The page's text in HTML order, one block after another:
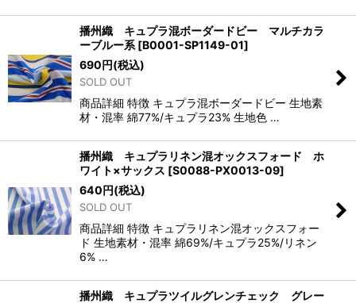
播州織 キュプラ混ボーダードビー マルチカラ
ーブルー系 [B0001-SP1149-01]
690円(税込)
SOLD OUT
商品詳細 特徴 キュプラ混ボーダードビー 生地素
材・混率 綿77%/キュプラ23% 生地色 …
播州織 キュプラリネン混オックスフォード ホ
ワイト×サックス [S0088-PX0013-09]
640円(税込)
SOLD OUT
商品詳細 特徴 キュプラリネン混オックスフォー
ド 生地素材・混率 綿69%/キュプラ25%/リネン
6% …
播州織 キュプラツイルグレンチェック グレー